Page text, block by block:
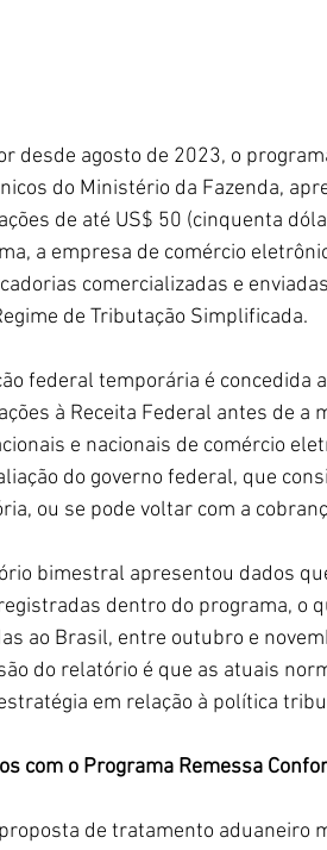
desde agosto de 2023, o
do Ministério da Fazenda,
de até US$ 50 (cinquenta
a empresa de comércio
comercializadas e
de Tributação Simplificada.
federal temporária é concedida
à Receita Federal antes de
e nacionais de comércio
do governo federal, que
ou se pode voltar com a
bimestral apresentou dados
dentro do programa, o
ao Brasil, entre outubro e
do relatório é que as atuais
em relação à política
com o Programa Remessa
de tratamento aduaneiro